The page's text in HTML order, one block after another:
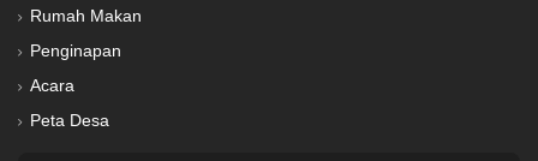
Rumah Makan
Penginapan
Acara
Peta Desa